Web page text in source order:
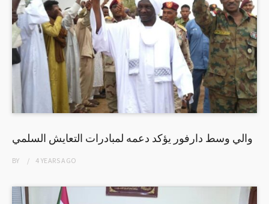
والي وسط دارفور يؤكد دعمه لمبادرات التعايش السلمي
BY 4 YEARSAGO